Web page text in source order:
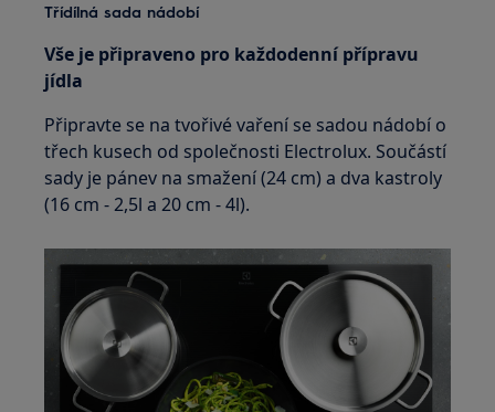
Třídílná sada nádobí
Vše je připraveno pro každodenní přípravu
jídla
Připravte se na tvořivé vaření se sadou nádobí o
třech kusech od společnosti Electrolux. Součástí
sady je pánev na smažení (24 cm) a dva kastroly
(16 cm - 2,5l a 20 cm - 4l).